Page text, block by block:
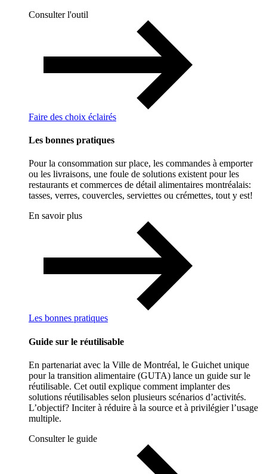
Consulter l'outil
Faire des choix éclairés
Les bonnes pratiques
Pour la consommation sur place, les commandes à emporter
ou les livraisons, une foule de solutions existent pour les
restaurants et commerces de détail alimentaires montréalais:
tasses, verres, couvercles, serviettes ou crémettes, tout y est!
En savoir plus
Les bonnes pratiques
Guide sur le réutilisable
En partenariat avec la Ville de Montréal, le Guichet unique
pour la transition alimentaire (GUTA) lance un guide sur le
réutilisable. Cet outil explique comment implanter des
solutions réutilisables selon plusieurs scénarios d’activités.
L’objectif? Inciter à réduire à la source et à privilégier l’usage
multiple.
Consulter le guide